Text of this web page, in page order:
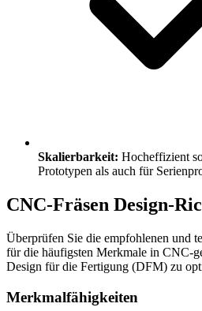
Skalierbarkeit: Hocheffizient
Prototypen als auch für
CNC-Fräsen Design-
Überprüfen Sie die empfohlenen und
für die häufigsten Merkmale in CNC-
Design für die Fertigung (DFM) zu
Merkmalfähigkeiten